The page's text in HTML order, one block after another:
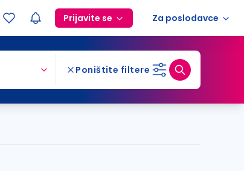
Prijavite se Za poslodavce
Poništite filtere